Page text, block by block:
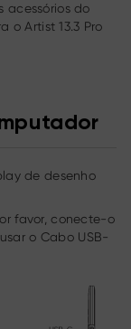
acessórios do
o Artist 13.3 Pro
de desenho
favor, conecte-o
o Cabo USB-